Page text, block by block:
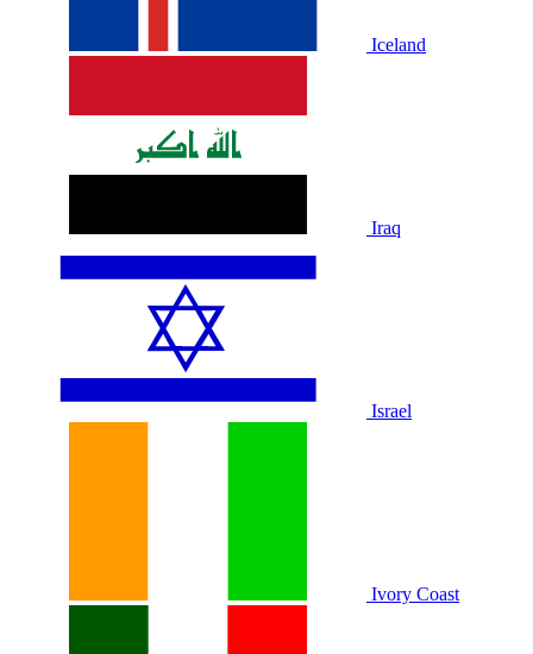
Iceland
Iraq
Israel
Ivory Coast